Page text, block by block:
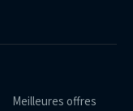
Meilleures offres